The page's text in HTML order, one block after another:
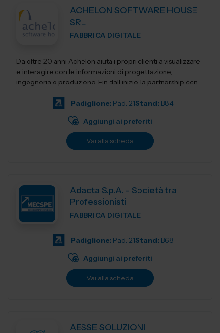
ACHELON SOFTWARE HOUSE
SRL
FABBRICA DIGITALE
Da oltre 20 anni Achelon aiuta i propri clienti a visualizzare
e interagire con le informazioni di progettazione,
ingegneria e produzione. Fin dall’inizio, la partnership con i
Padiglione: Pad. 21Stand: B84
Aggiungi ai preferiti
Vai alla scheda
Adacta S.p.A. - Società tra
Professionisti
FABBRICA DIGITALE
Padiglione: Pad. 21Stand: B68
Aggiungi ai preferiti
Vai alla scheda
AESSE SOLUZIONI